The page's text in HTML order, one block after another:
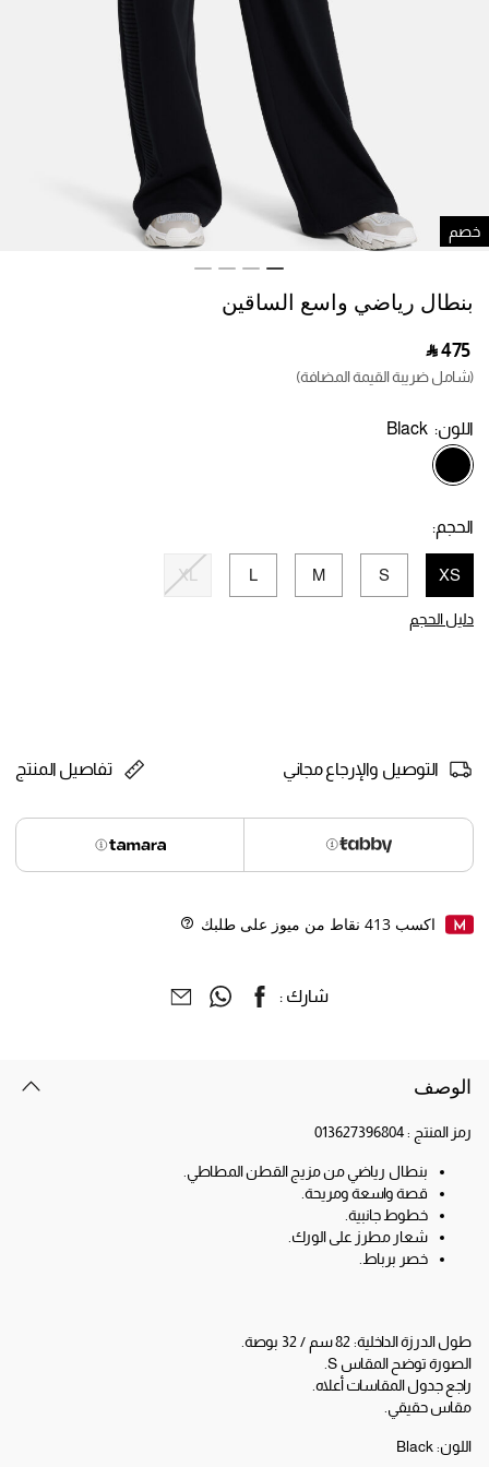
بنطال رياضي واسع الساقين
‎ ⃁ ⁦475⁩ ‎
(شامل ضريبة القيمة المضافة)
اللون:Black
الحجم:
XS
selected
M
XL
دليل الحجم
التوصيل والإرجاع مجاني تفاصيل المنتج
اكسب413نقاط من ميوز على طلبك
شارك :
الوصف
رمز المنتج : 013627396804
بنطال رياضي من مزيج القطن المطاطي.
قصة واسعة ومريحة.
خطوط جانبية.
شعار مطرز على الورك.
خصر برباط.
طول الدرزة الداخلية: 82 سم / 32 بوصة.
الصورة توضح المقاس S.
راجع جدول المقاسات أعلاه.
مقاس حقيقي.
اللون:Black